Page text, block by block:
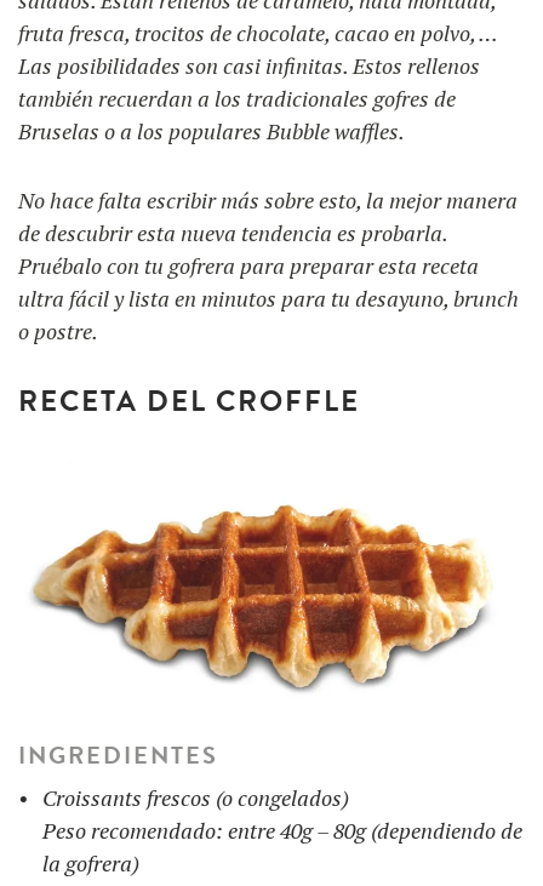
fruta fresca, trocitos de chocolate, cacao en polvo, …
Las posibilidades son casi infinitas. Estos rellenos
también recuerdan a los tradicionales gofres de
Bruselas o a los populares Bubble waffles.
No hace falta escribir más sobre esto, la mejor manera
de descubrir esta nueva tendencia es probarla.
Pruébalo con tu gofrera para preparar esta receta
ultra fácil y lista en minutos para tu desayuno, brunch
o postre.
RECETA DEL CROFFLE
INGREDIENTES
Croissants frescos (o congelados)
Peso recomendado: entre 40g – 80g (dependiendo de
la gofrera)